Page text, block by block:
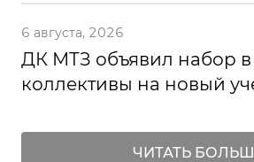
6 августа, 2026
ДК МТЗ объявил набор в
коллективы на новый
ЧИТАТЬ